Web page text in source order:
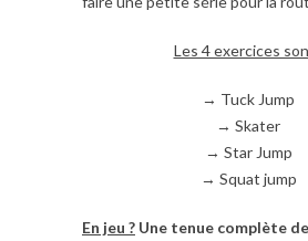
Les 4 exercices
→ Tuck Jump
→ Skater
→ Star Jump
→ Squat jump
En jeu ? Une tenue complète de